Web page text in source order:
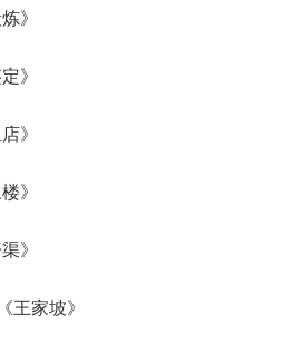
》
》
》
》
》
家坡》